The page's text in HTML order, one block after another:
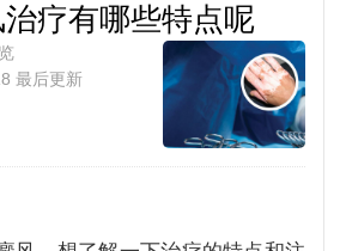
疗有哪些特点呢
最后更新